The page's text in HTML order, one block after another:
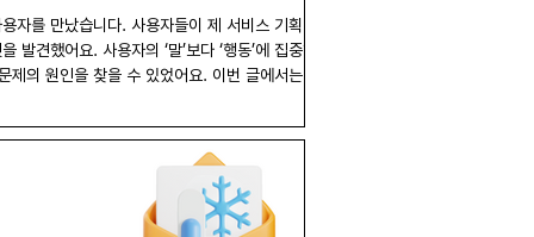
자를 만났습니다. 사용자들이 제 서비스 기획 의
발견했어요. 사용자의 ‘말’보다 ‘행동’에 집중하
의 원인을 찾을 수 있었어요. 이번 글에서는 ‘목